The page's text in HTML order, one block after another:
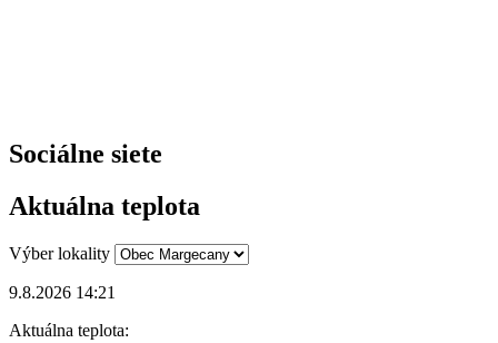
Sociálne siete
Aktuálna teplota
Výber lokality
9.8.2026 14:21
Aktuálna teplota: